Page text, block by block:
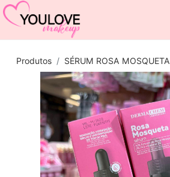
Produtos SÉRUM ROSA MOSQUETA